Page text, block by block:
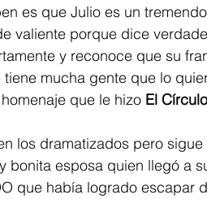
es que Julio es un
valiente porque dice
y reconoce que su
mucha gente que lo
que le hizo El
los dramatizados pero
bonita esposa quien llegó a
que había logrado escapar